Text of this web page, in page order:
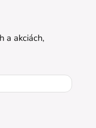
a akciách,